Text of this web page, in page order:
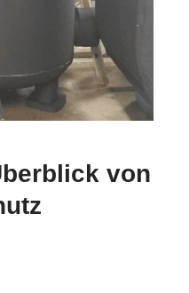
von